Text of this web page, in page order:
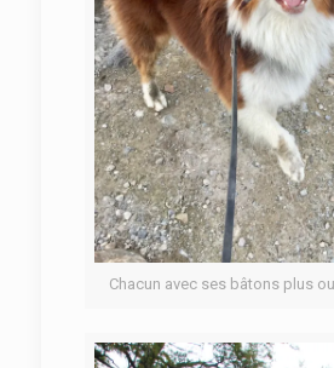
Chacun avec ses bâtons plus